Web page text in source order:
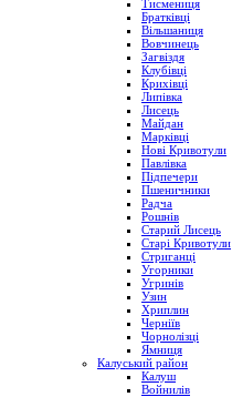
Тисмениця
Братківці
Вільшаниця
Вовчинець
Загвіздя
Клубівці
Крихівці
Липівка
Лисець
Майдан
Марківці
Нові Кривотули
Павлівка
Підпечери
Пшеничники
Радча
Рошнів
Старий Лисець
Старі Кривотули
Стриганці
Угорники
Угринів
Узин
Хриплин
Черніїв
Чорнолізці
Ямниця
Калуський район
Калуш
Войнилів